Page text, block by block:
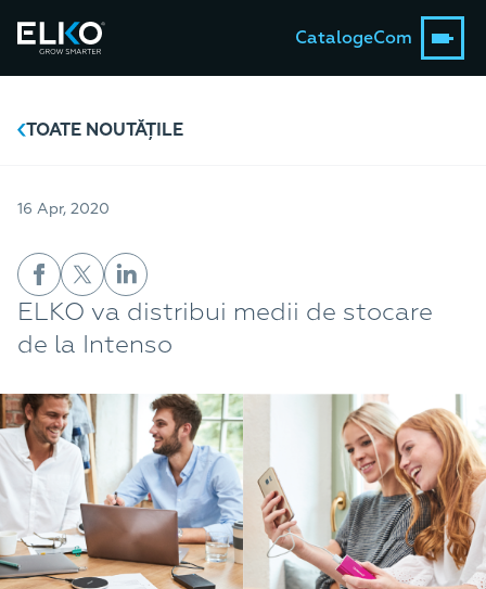
CatalogeCom
TOATE NOUTĂȚILE
16 Apr, 2020
ELKO va distribui medii de stocare
de la Intenso